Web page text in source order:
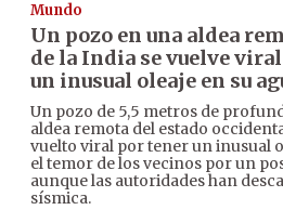
Mundo
Un pozo en una aldea
de la India se vuelve
un inusual oleaje en su
Un pozo de 5,5 metros de
aldea remota del estado
vuelto viral por tener un inusual
el temor de los vecinos por un
aunque las autoridades han
sísmica.